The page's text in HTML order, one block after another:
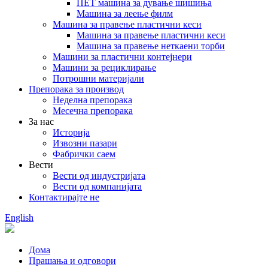
ПЕТ машина за дување шишиња
Машина за леење филм
Машина за правење пластични кеси
Машина за правење пластични кеси
Машина за правење неткаени торби
Машини за пластични контејнери
Машини за рециклирање
Потрошни материјали
Препорака за производ
Неделна препорака
Месечна препорака
За нас
Историја
Извозни пазари
Фабрички саем
Вести
Вести од индустријата
Вести од компанијата
Контактирајте не
English
Дома
Прашања и одговори